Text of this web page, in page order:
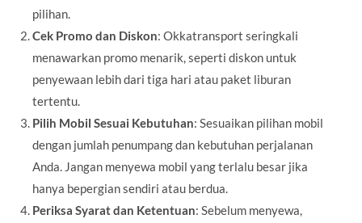
pilihan.
Cek Promo dan Diskon: Okkatransport seringkali
menawarkan promo menarik, seperti diskon untuk
penyewaan lebih dari tiga hari atau paket liburan
tertentu.
Pilih Mobil Sesuai Kebutuhan: Sesuaikan pilihan mobil
dengan jumlah penumpang dan kebutuhan perjalanan
Anda. Jangan menyewa mobil yang terlalu besar jika
hanya bepergian sendiri atau berdua.
Periksa Syarat dan Ketentuan: Sebelum menyewa,